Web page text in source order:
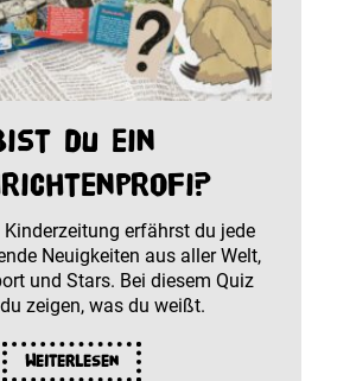
du ein
Kinderzeitung erfährst du jede
Neuigkeiten aus aller Welt,
und Stars. Bei diesem Quiz
zeigen, was du weißt.
Weiterlesen